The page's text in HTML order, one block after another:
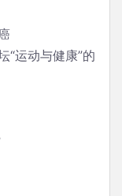
运动与健康”的